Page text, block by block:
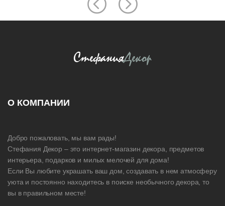
О КОМПАНИИ
Добро пожаловать, мы вам рады!
Стефания Декор – это интернет-магазин декора, предметов
интерьера, подарков и милых мелочей для дома!
Если Вы любите украшать ваш дом, создавать в нем атмосферу
уюта и постоянно находитесь в поиске необычного декора, то
вы в правильном месте!